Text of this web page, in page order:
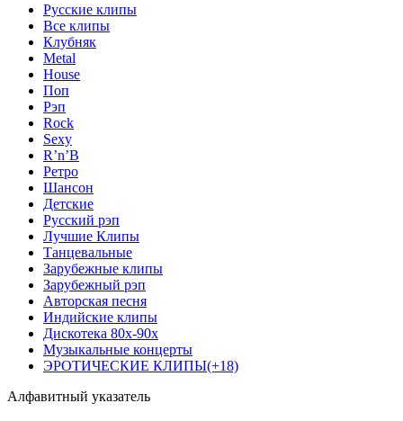
Русские клипы
Все клипы
Клубняк
Metal
House
Поп
Рэп
Rock
Sexy
R’n’B
Ретро
Шансон
Детские
Русский рэп
Лучшие Клипы
Танцевальные
Зарубежные клипы
Зарубежный рэп
Авторская песня
Индийские клипы
Дискотека 80х-90х
Музыкальные концерты
ЭРОТИЧЕСКИЕ КЛИПЫ(+18)
Алфавитный указатель